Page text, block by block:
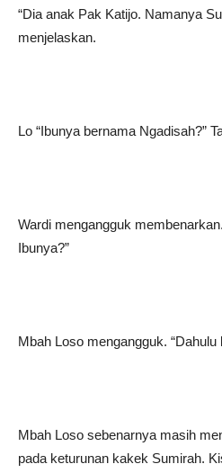
“Dia anak Pak Katijo. Namanya
menjelaskan.
Lo “Ibunya bernama Ngadisah?”
Wardi mengangguk
Ibunya?”
Mbah Loso mengangguk.
Mbah Loso sebenarnya masih
pada keturunan kakek Sumirah.